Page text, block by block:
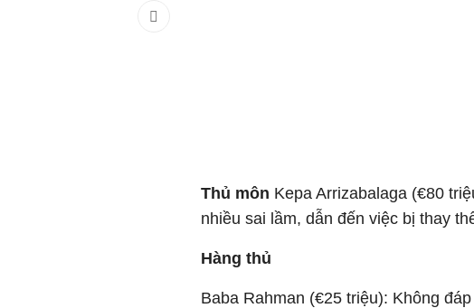
Thủ môn Kepa Arrizabalaga (€80
nhiều sai lầm, dẫn đến việc bị thay
Hàng thủ
Baba Rahman (€25 triệu): Không